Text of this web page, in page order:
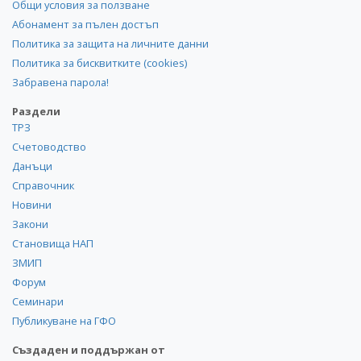
Общи условия за ползване
Абонамент за пълен достъп
Политика за защита на личните данни
Политика за бисквитките (cookies)
Забравена парола!
Раздели
ТРЗ
Счетоводство
Данъци
Справочник
Новини
Закони
Становища НАП
ЗМИП
Форум
Семинари
Публикуване на ГФО
Създаден и поддържан от